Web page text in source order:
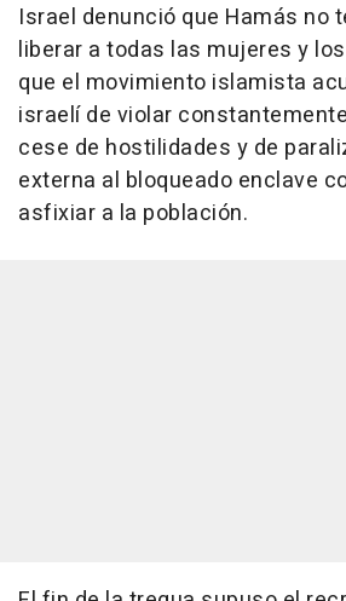
Israel denunció que Hamás no
liberar a todas las mujeres y
que el movimiento islamista
israelí de violar
cese de hostilidades y de
externa al bloqueado enclave
asfixiar a la población.